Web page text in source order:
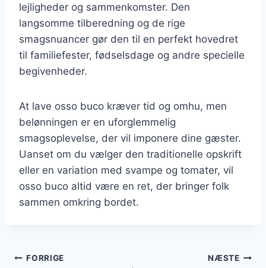
lejligheder og sammenkomster. Den
langsomme tilberedning og de rige
smagsnuancer gør den til en perfekt hovedret
til familiefester, fødselsdage og andre specielle
begivenheder.
At lave osso buco kræver tid og omhu, men
belønningen er en uforglemmelig
smagsoplevelse, der vil imponere dine gæster.
Uanset om du vælger den traditionelle opskrift
eller en variation med svampe og tomater, vil
osso buco altid være en ret, der bringer folk
sammen omkring bordet.
Indlægsnavigation
FORRIGE NÆSTE